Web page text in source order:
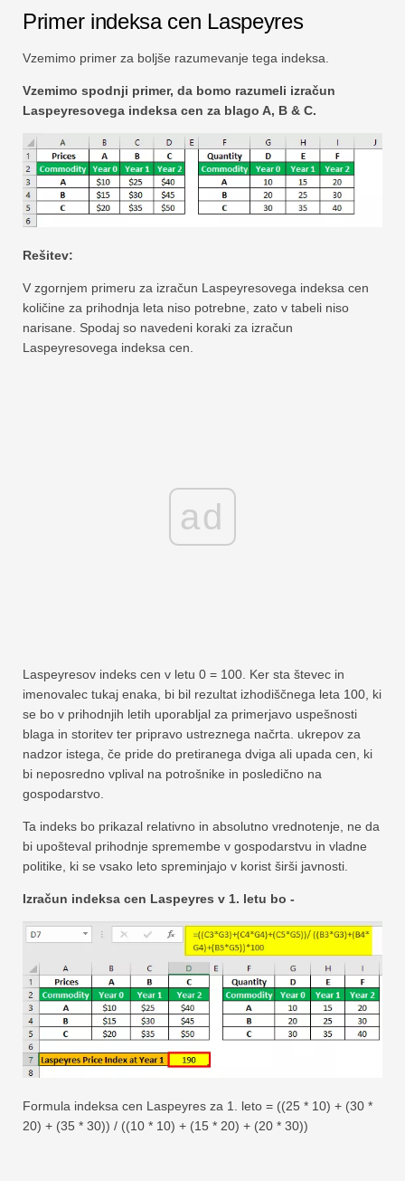
Primer indeksa cen Laspeyres
Vzemimo primer za boljše razumevanje tega indeksa.
Vzemimo spodnji primer, da bomo razumeli izračun
Laspeyresovega indeksa cen za blago A, B & C.
Rešitev:
V zgornjem primeru za izračun Laspeyresovega indeksa cen
količine za prihodnja leta niso potrebne, zato v tabeli niso
narisane. Spodaj so navedeni koraki za izračun
Laspeyresovega indeksa cen.
ad
Laspeyresov indeks cen v letu 0 = 100. Ker sta števec in
imenovalec tukaj enaka, bi bil rezultat izhodiščnega leta 100, ki
se bo v prihodnjih letih uporabljal za primerjavo uspešnosti
blaga in storitev ter pripravo ustreznega načrta. ukrepov za
nadzor istega, če pride do pretiranega dviga ali upada cen, ki
bi neposredno vplival na potrošnike in posledično na
gospodarstvo.
Ta indeks bo prikazal relativno in absolutno vrednotenje, ne da
bi upošteval prihodnje spremembe v gospodarstvu in vladne
politike, ki se vsako leto spreminjajo v korist širši javnosti.
Izračun indeksa cen Laspeyres v 1. letu bo -
Formula indeksa cen Laspeyres za 1. leto = ((25 * 10) + (30 *
20) + (35 * 30)) / ((10 * 10) + (15 * 20) + (20 * 30))